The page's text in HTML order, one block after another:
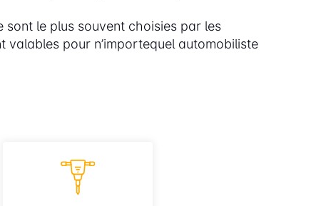
sont le plus souvent choisies par les
valables pour n’importequel automobiliste